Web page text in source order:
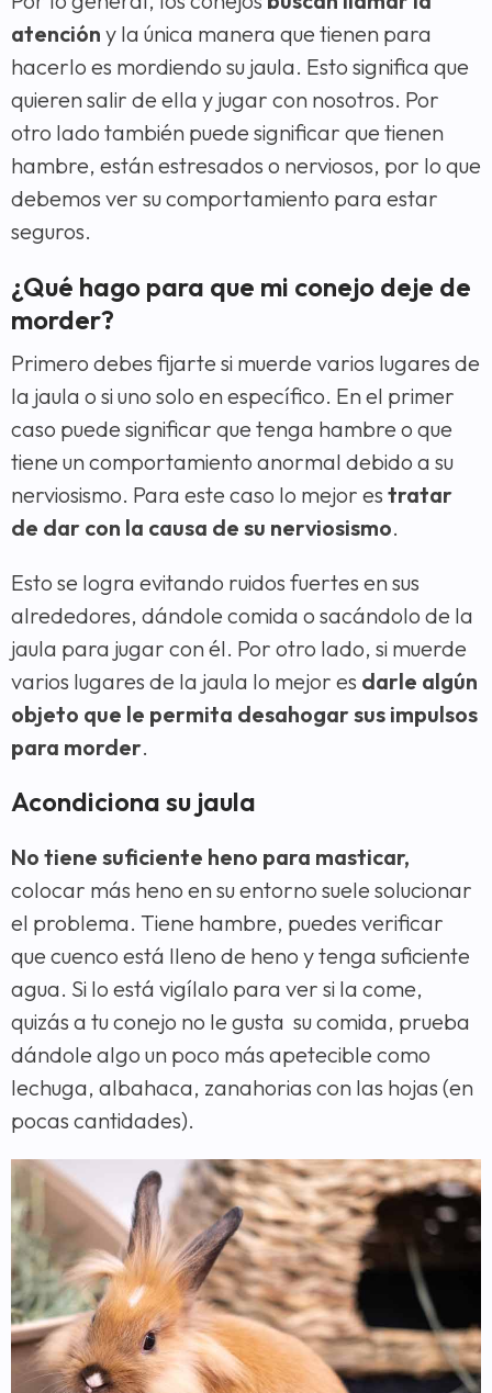
atención y la única manera que tienen para
hacerlo es mordiendo su jaula. Esto significa que
quieren salir de ella y jugar con nosotros. Por
otro lado también puede significar que tienen
hambre, están estresados o nerviosos, por lo que
debemos ver su comportamiento para estar
seguros.
¿Qué hago para que mi conejo deje de
morder?
Primero debes fijarte si muerde varios lugares de
la jaula o si uno solo en específico. En el primer
caso puede significar que tenga hambre o que
tiene un comportamiento anormal debido a su
nerviosismo. Para este caso lo mejor es tratar
de dar con la causa de su nerviosismo.
Esto se logra evitando ruidos fuertes en sus
alrededores, dándole comida o sacándolo de la
jaula para jugar con él. Por otro lado, si muerde
varios lugares de la jaula lo mejor es darle algún
objeto que le permita desahogar sus impulsos
para morder.
Acondiciona su jaula
No tiene suficiente heno para masticar,
colocar más heno en su entorno suele solucionar
el problema. Tiene hambre, puedes verificar
que cuenco está lleno de heno y tenga suficiente
agua. Si lo está vigílalo para ver si la come,
quizás a tu conejo no le gusta su comida, prueba
dándole algo un poco más apetecible como
lechuga, albahaca, zanahorias con las hojas (en
pocas cantidades).